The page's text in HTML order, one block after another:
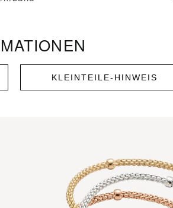
KLEINTEILE-HINWEIS